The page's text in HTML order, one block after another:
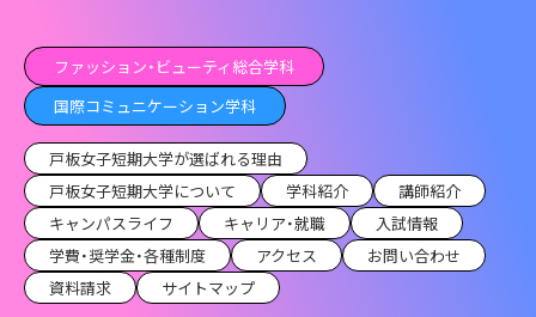
ファッション・ビューティ総合学科
国際コミュニケーション学科
戸板女子短期大学が選ばれる理由
戸板女子短期大学について
学科紹介
講師紹介
キャンパスライフ
キャリア・就職
入試情報
学費・奨学金・各種制度
アクセス
お問い合わせ
資料請求
サイトマップ